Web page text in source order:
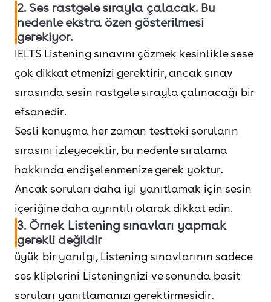
2. Ses rastgele sırayla çalacak. Bu
nedenle ekstra özen gösterilmesi
gerekiyor.
IELTS Listening sınavını çözmek kesinlikle sese
çok dikkat etmenizi gerektirir, ancak sınav
sırasında sesin rastgele sırayla çalınacağı bir
efsanedir.
Sesli konuşma her zaman testteki soruların
sırasını izleyecektir, bu nedenle sıralama
hakkında endişelenmenize gerek yoktur.
Ancak soruları daha iyi yanıtlamak için sesin
içeriğine daha ayrıntılı olarak dikkat edin.
3. Örnek Listening sınavları yapmak
gerekli değildir
üyük bir yanılgı, Listening sınavlarının sadece
ses kliplerini Listeningnizi ve sonunda basit
soruları yanıtlamanızı gerektirmesidir.